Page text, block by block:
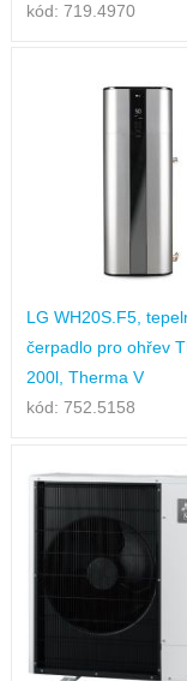
kód: 719.4970
LG WH20S.F5,
čerpadlo pro ohřev
200l, Therma V
kód: 752.5158